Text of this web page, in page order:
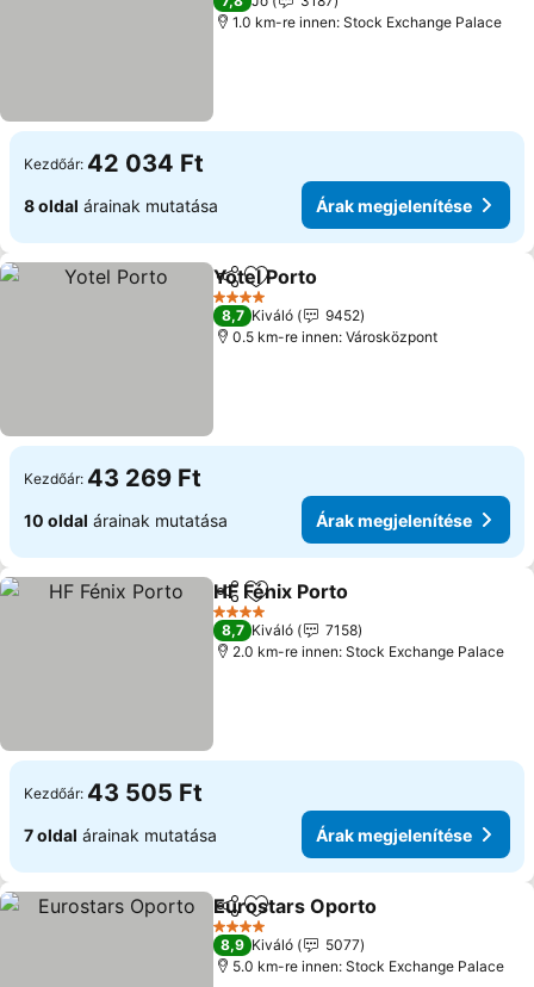
1.0 km-re innen: Stock Exchange Palace
Kezdőár: 42 034 Ft
8 oldal árainak mutatása Árak megjelenítése
Megosztás
Hozzáadás a kedvencekhez
Yotel Porto
4 Kategória
8,7 Kiváló
9452
0.5 km-re innen: Városközpont
Kezdőár: 43 269 Ft
10 oldal árainak mutatása Árak megjelenítése
Megosztás
Hozzáadás a kedvencekhez
HF Fénix Porto
4 Kategória
8,7 Kiváló
7158
2.0 km-re innen: Stock Exchange Palace
Kezdőár: 43 505 Ft
7 oldal árainak mutatása Árak megjelenítése
Megosztás
Hozzáadás a kedvencekhez
Eurostars Oporto
4 Kategória
8,9 Kiváló
5077
5.0 km-re innen: Stock Exchange Palace